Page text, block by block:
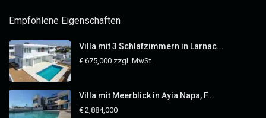
Empfohlene Eigenschaften
Villa mit 3 Schlafzimmern in Larnac...
€ 675,000 zzgl. MwSt.
Villa mit Meerblick in Ayia Napa, F...
€ 2,884,000